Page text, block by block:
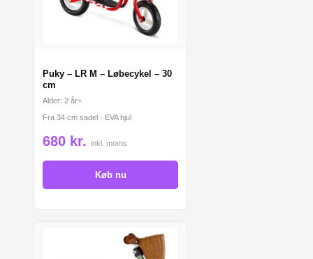
Puky – LR M – Løbecykel – 30
cm
Alder: 2 år+
Fra 34 cm sadel · EVA hjul
680 kr. inkl. moms
Køb nu